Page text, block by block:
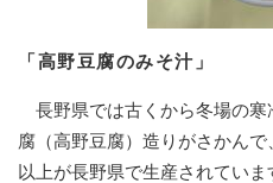
「高野豆腐のみそ汁」
長野県では古くから冬場の寒
腐（高野豆腐）造りがさかん
以上が長野県で生産されてい